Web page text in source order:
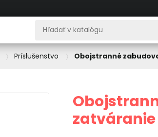
Príslušenstvo Obojstranné
zatváranie |